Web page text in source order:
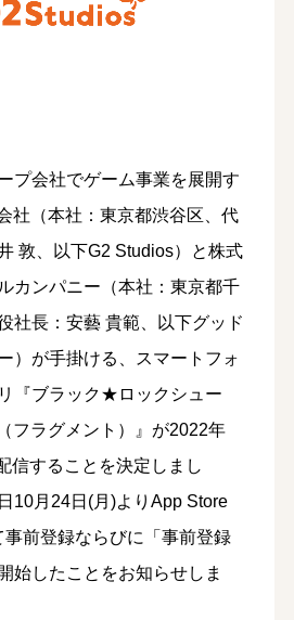
プ会社でゲーム事業を展開す
社（本社：東京都渋谷区、代
敦、以下G2 Studios）と株式
カンパニー（本社：東京都千
社長：安藝 貴範、以下グッド
）が手掛ける、スマートフォ
『ブラック★ロックシュー
フラグメント）』が2022年
信することを決定しまし
10月24日(月)よりApp Store
前登録ならびに「事前登録
始したことをお知らせしま